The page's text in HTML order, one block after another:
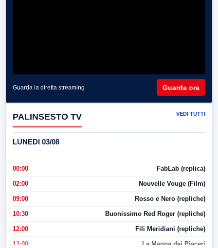
Guarda la diretta streaming Guarda ora
PALINSESTO TV VEDI TUTTI
LUNEDI 03/08
00:00 FabLab (replica)
02:00 Nouvelle Vouge (Film)
09:00 Rosso e Nero (repliche)
10:30 Buonissimo Red Roger (repliche)
12:00 Fili Meridiani (repliche)
13:00 La Mappa dei Piaceri